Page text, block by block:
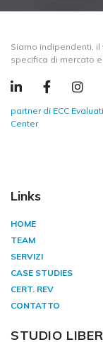
Siamo indipendenti,
specifica di mercato
partner di ECC
Center
Links
HOME
TEAM
SERVIZI
CASE STUDIES
CERT. REV
CONTATTO
STUDIO